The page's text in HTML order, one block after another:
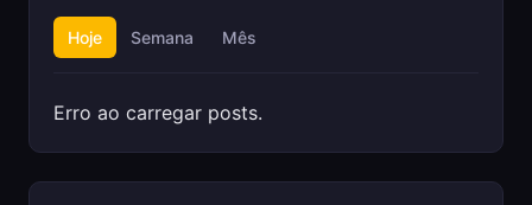
Hoje Semana Mês
Erro ao carregar posts.